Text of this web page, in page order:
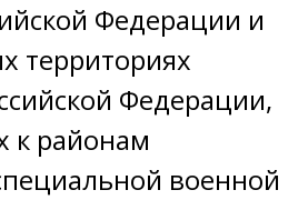
Федерации и
территориях
Федерации,
к районам
военной